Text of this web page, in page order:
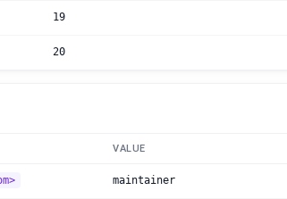
19
20
VALUE
maintainer